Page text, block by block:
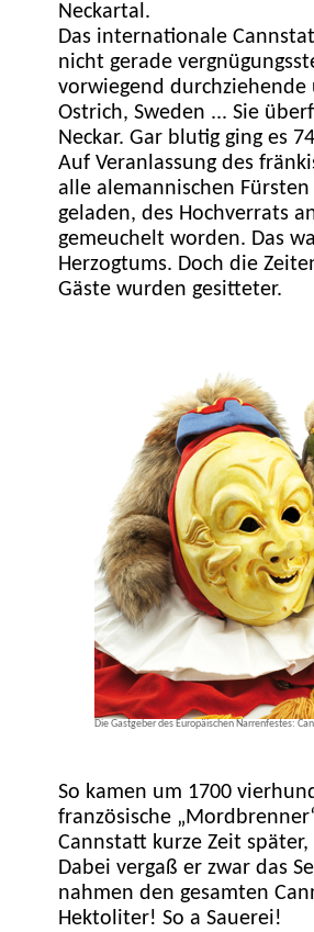
Neckartal.
Das internationale
nicht gerade
vorwiegend durchziehende
Ostrich, Sweden ... Sie
Neckar. Gar blutig ging es
Auf Veranlassung des
alle alemannischen
geladen, des Hochverrats
gemeuchelt worden. Das
Herzogtums. Doch die
Gäste wurden gesitteter.
Die Gastgeber des Europäischen Narrenfestes:
So kamen um 1700
französische
Cannstatt kurze Zeit
Dabei vergaß er zwar das
nahmen den gesamten
Hektoliter! So a Sauerei!